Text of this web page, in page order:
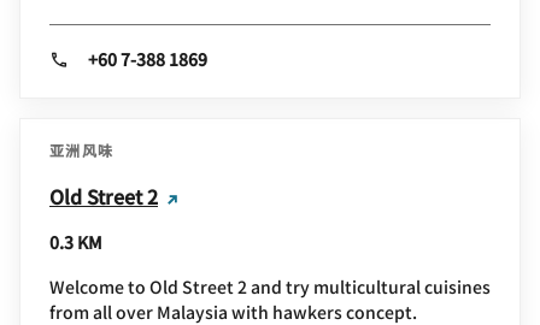
+60 7-388 1869
亚洲风味
Old Street 2
0.3 KM
Welcome to Old Street 2 and try multicultural cuisines
from all over Malaysia with hawkers concept.